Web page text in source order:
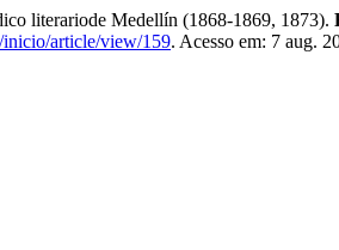
literariode Medellín (1868-1869, 1873).
inicio/article/view/159. Acesso em: 7 aug.